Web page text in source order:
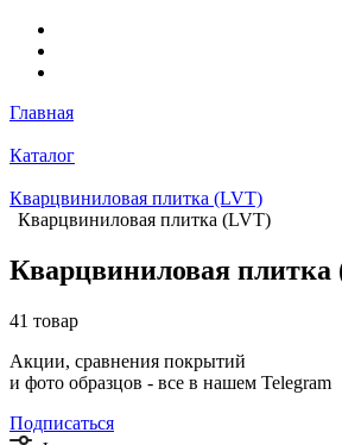
Главная
Каталог
Кварцвиниловая плитка (LVT)
Кварцвиниловая плитка (LVT)
Кварцвиниловая плитка
41 товар
Акции, сравнения покрытий
и фото образцов - все в нашем Telegram
Подписаться